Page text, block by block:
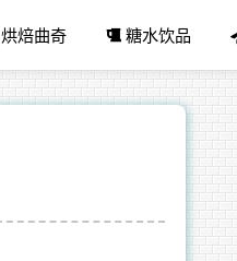
烘焙曲奇 糖水饮品